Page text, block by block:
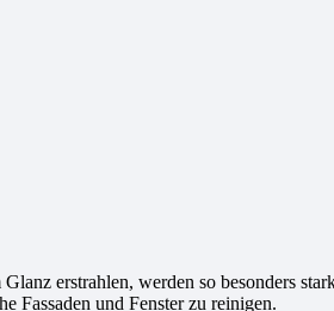
erstrahlen, werden so besonders
Fassaden und Fenster zu reinigen.